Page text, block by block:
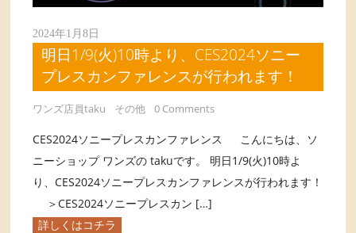
2024年1月8日
明日1/9(火)10時より、CES2024ソニー
プレスカンファレンスが行われます！
ワンズ店員taku その他 0 Comments
CES2024ソニープレスカンファレンス こんにちは、ソ
ニーショップ ワンズの takuです。 明日1/9(火)10時よ
り、CES2024ソニープレスカンファレンスが行われます！
＞CES2024ソニープレスカン […]
詳しくはコチラ